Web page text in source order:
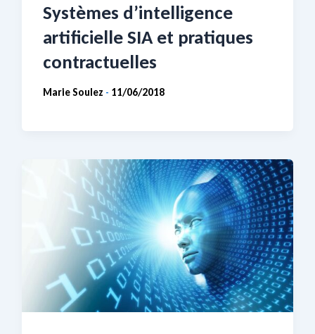
Systèmes d’intelligence
artificielle SIA et pratiques
contractuelles
Marie Soulez - 11/06/2018